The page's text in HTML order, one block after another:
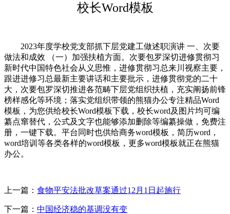
校长Word模板
2023年度学校党支部抓下层党建工做述职演讲 一、次要
做法和成效 （一）加强扶植方面。次要包罗深切进修贯彻习
新时代中国特色社会从义思惟，进修贯彻习总来川视察主要，
跟进进修习总最新主要讲话和主要批示，进修贯彻党的二十
大，次要包罗深切推进各范畴下层党组织扶植，充实阐扬前锋
榜样感化等环境；落实党组织带领的熊猫办公专注精品Word
模板，为您供给校长Word模板下载，校长word及图片均可编
纂点窜替代，公式及文字也能够添加删除等编纂操做，免费注
册，一键下载。平台同时也供给商务word模板，简历word，
word培训等各类各样的word模板，更多word模板就正在熊猫
办公。
上一篇： 食物平安法批改草案通过12月1日起施行
下一篇： 中国经济稳的基调没有变